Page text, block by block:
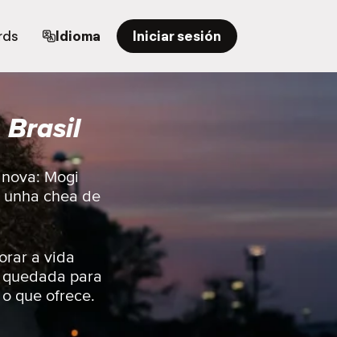
Idioma Iniciar sesión
Mogi
unha chea de
a vida
para
que ofrece.